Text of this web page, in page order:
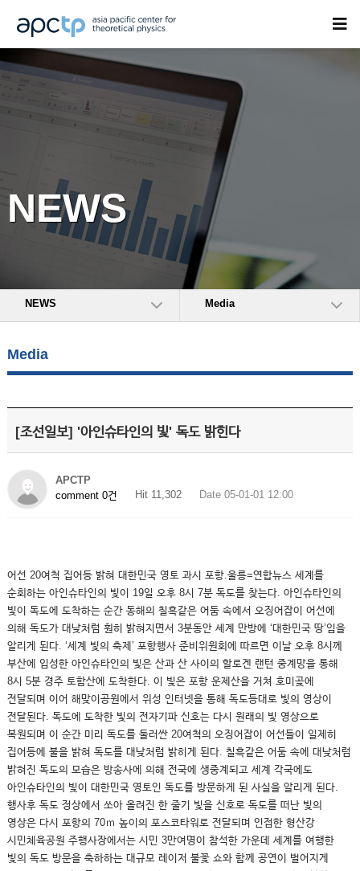
NEWS
NEWS Media
Media
[조선일보] '아인슈타인의 빛' 독도 밝힌다
APCTP
comment 0건
Hit 11,302 Date 05-01-01 12:00
어선 20여척 집어등 밝혀 대한민국 영토 과시 포항.울릉=연합뉴스 세계를
순회하는 아인슈타인의 빛이 19일 오후 8시 7분 독도를 찾는다. 아인슈타인의
빛이 독도에 도착하는 순간 동해의 칠흑같은 어둠 속에서 오징어잡이 어선에
의해 독도가 대낮처럼 훤히 밝혀지면서 3분동안 세계 만방에 ‘대한민국 땅’임을
알리게 된다. ‘세계 빛의 축제’ 포항행사 준비위원회에 따르면 이날 오후 8시께
부산에 입성한 아인슈타인의 빛은 산과 산 사이의 할로겐 랜턴 중계망을 통해
8시 5분 경주 토함산에 도착한다. 이 빛은 포항 운제산을 거쳐 호미곶에
전달되며 이어 해맞이공원에서 위성 인터넷을 통해 독도등대로 빛의 영상이
전달된다. 독도에 도착한 빛의 전자기파 신호는 다시 원래의 빛 영상으로
복원되며 이 순간 미리 독도를 둘러싼 20여척의 오징어잡이 어선들이 일제히
집어등에 불을 밝혀 독도를 대낮처럼 밝히게 된다. 칠흑같은 어둠 속에 대낮처럼
밝혀진 독도의 모습은 방송사에 의해 전국에 생중계되고 세계 각국에도
아인슈타인의 빛이 대한민국 영토인 독도를 방문하게 된 사실을 알리게 된다.
행사후 독도 정상에서 쏘아 올려진 한 줄기 빛을 신호로 독도를 떠난 빛의
영상은 다시 포항의 70ｍ 높이의 포스코타워로 전달되며 인접한 형산강
시민체육공원 주행사장에서는 시민 3만여명이 참석한 가운데 세계를 여행한
빛의 독도 방문을 축하하는 대규모 레이저 불꽃 쇼와 함께 공연이 벌어지게